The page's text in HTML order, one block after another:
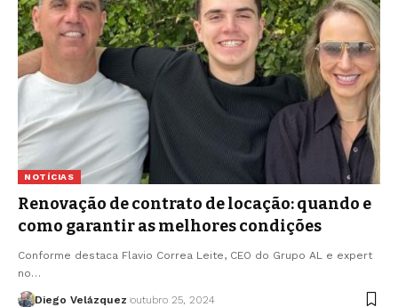
NOTÍCIAS
Renovação de contrato de locação: quando e
como garantir as melhores condições
Conforme destaca Flavio Correa Leite, CEO do Grupo AL e expert
no…
Diego Velázquez outubro 25, 2024